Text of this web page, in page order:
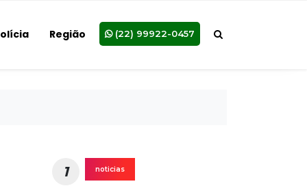
Região (22) 99922-0457
1 noticias